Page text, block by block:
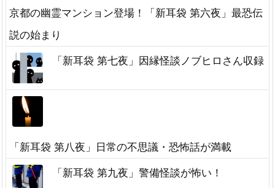
京都の幽霊マンション登場！「新耳袋 第六夜」最恐伝
説の始まり
「新耳袋 第七夜」因縁怪談ノブヒロさん収録
「新耳袋 第八夜」日常の不思議・恐怖話が満載
「新耳袋 第九夜」警備怪談が怖い！